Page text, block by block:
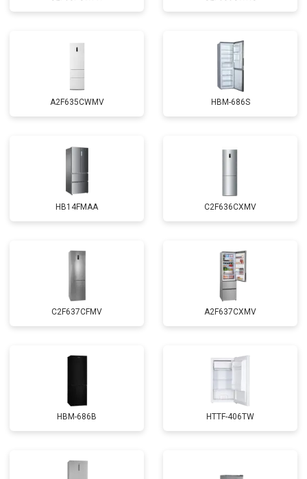
A2F635CWMV HBM-686S
HB14FMAA C2F636CXMV
C2F637CFMV A2F637CXMV
HBM-686B HTTF-406TW